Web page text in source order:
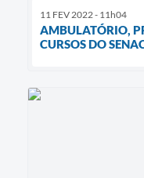
11 FEV 2022 - 11h04
AMBULATÓRIO,
CURSOS DO